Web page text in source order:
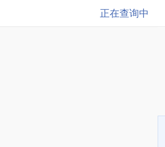
正在查询中